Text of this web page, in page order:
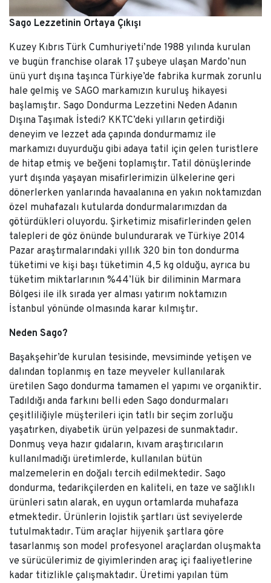
Sago Lezzetinin Ortaya Çıkışı
Kuzey Kıbrıs Türk Cumhuriyeti’nde 1988 yılında kurulan
ve bugün franchise olarak 17 şubeye ulaşan Mardo’nun
ünü yurt dışına taşınca Türkiye’de fabrika kurmak zorunlu
hale gelmiş ve SAGO markamızın kuruluş hikayesi
başlamıştır. Sago Dondurma Lezzetini Neden Adanın
Dışına Taşımak İstedi? KKTC’deki yılların getirdiği
deneyim ve lezzet ada çapında dondurmamız ile
markamızı duyurduğu gibi adaya tatil için gelen turistlere
de hitap etmiş ve beğeni toplamıştır. Tatil dönüşlerinde
yurt dışında yaşayan misafirlerimizin ülkelerine geri
dönerlerken yanlarında havaalanına en yakın noktamızdan
özel muhafazalı kutularda dondurmalarımızdan da
götürdükleri oluyordu. Şirketimiz misafirlerinden gelen
talepleri de göz önünde bulundurarak ve Türkiye 2014
Pazar araştırmalarındaki yıllık 320 bin ton dondurma
tüketimi ve kişi başı tüketimin 4,5 kg olduğu, ayrıca bu
tüketim miktarlarının %44’lük bir diliminin Marmara
Bölgesi ile ilk sırada yer alması yatırım noktamızın
İstanbul yönünde olmasında karar kılmıştır.
Neden Sago?
Başakşehir’de kurulan tesisinde, mevsiminde yetişen ve
dalından toplanmış en taze meyveler kullanılarak
üretilen Sago dondurma tamamen el yapımı ve organiktir.
Tadıldığı anda farkını belli eden Sago dondurmaları
çeşitliliğiyle müşterileri için tatlı bir seçim zorluğu
yaşatırken, diyabetik ürün yelpazesi de sunmaktadır.
Donmuş veya hazır gıdaların, kıvam araştırıcıların
kullanılmadığı üretimlerde, kullanılan bütün
malzemelerin en doğalı tercih edilmektedir. Sago
dondurma, tedarikçilerden en kaliteli, en taze ve sağlıklı
ürünleri satın alarak, en uygun ortamlarda muhafaza
etmektedir. Ürünlerin lojistik şartları üst seviyelerde
tutulmaktadır. Tüm araçlar hijyenik şartlara göre
tasarlanmış son model profesyonel araçlardan oluşmakta
ve sürücülerimiz de giyimlerinden araç içi faaliyetlerine
kadar titizlikle çalışmaktadır. Üretimi yapılan tüm